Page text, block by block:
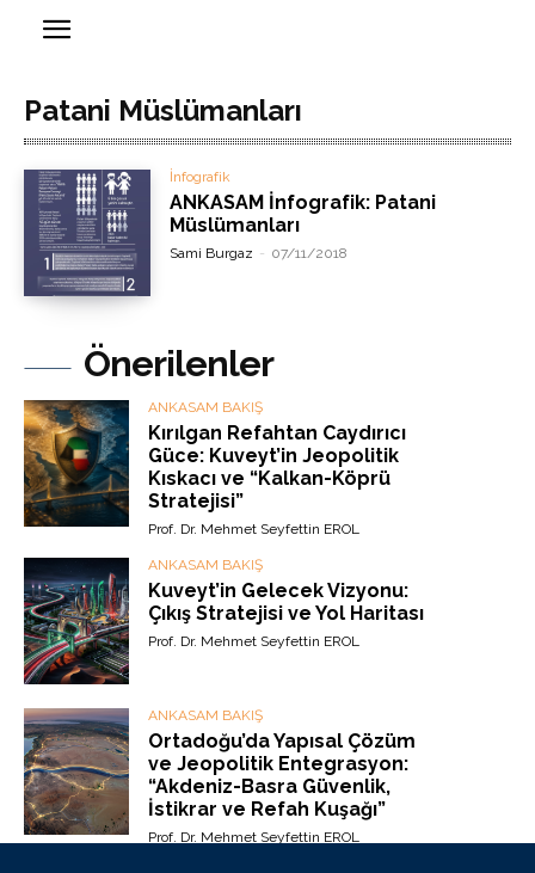
Patani Müslümanları
İnfografik
ANKASAM İnfografik: Patani
Müslümanları
Sami Burgaz - 07/11/2018
Önerilenler
ANKASAM BAKIŞ
Kırılgan Refahtan Caydırıcı
Güce: Kuveyt’in Jeopolitik
Kıskacı ve “Kalkan-Köprü
Stratejisi”
Prof. Dr. Mehmet Seyfettin EROL
ANKASAM BAKIŞ
Kuveyt’in Gelecek Vizyonu:
Çıkış Stratejisi ve Yol Haritası
Prof. Dr. Mehmet Seyfettin EROL
ANKASAM BAKIŞ
Ortadoğu’da Yapısal Çözüm
ve Jeopolitik Entegrasyon:
“Akdeniz-Basra Güvenlik,
İstikrar ve Refah Kuşağı”
Prof. Dr. Mehmet Seyfettin EROL